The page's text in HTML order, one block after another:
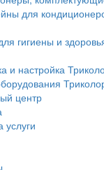
для
гигиены и
и настройка
центр
услуги